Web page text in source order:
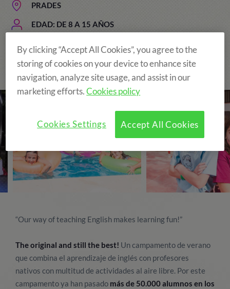
PRADES
EDAD: DE 8 A 15 AÑOS
The Original and still the Best!
“Our way of teaching English makes learning fun!”
The original and still the best! Un campamento de verano
que combina el aprendizaje de inglés con profesores
nativos con multitud de actividades al aire libre. Por este
campamento ya han pasado más de 50.000 alumnos en los
By clicking “Accept All Cookies”, you agree to the
storing of cookies on your device to enhance site
navigation, analyze site usage, and assist in our
marketing efforts.Cookies policy
Accept All Cookies
Cookies Settings